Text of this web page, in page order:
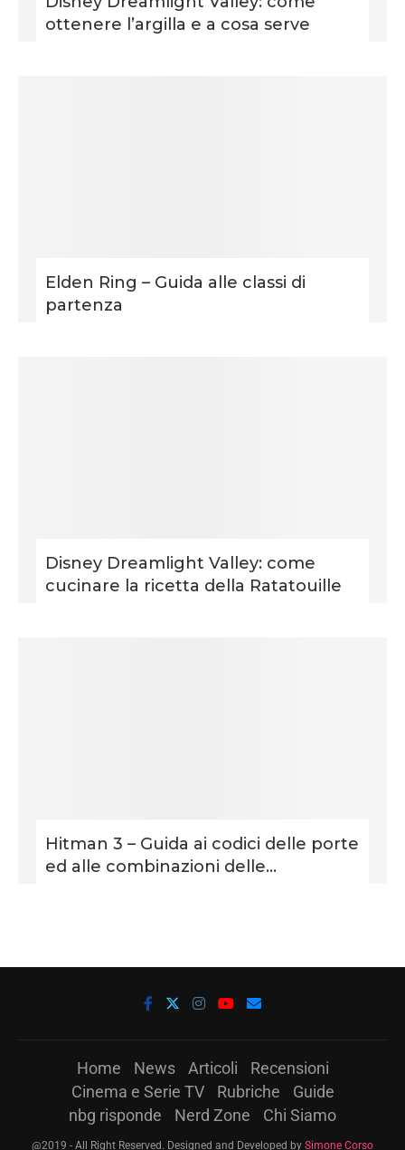
ottenere l’argilla e a cosa serve
Elden Ring – Guida alle classi di
partenza
Disney Dreamlight Valley: come
cucinare la ricetta della Ratatouille
Hitman 3 – Guida ai codici delle porte
ed alle combinazioni delle...
Home News Articoli
Recensioni
Cinema e Serie TV
Rubriche
Guide
nbg risponde
Nerd Zone Chi Siamo
@2019 - All Right Reserved. Designed and Developed by Simone Corso